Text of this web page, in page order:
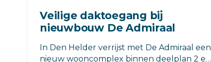
Veilige daktoegang bij
nieuwbouw De Admiraal
In Den Helder verrijst met De Admiraal een
nieuw wooncomplex binnen deelplan 2 en